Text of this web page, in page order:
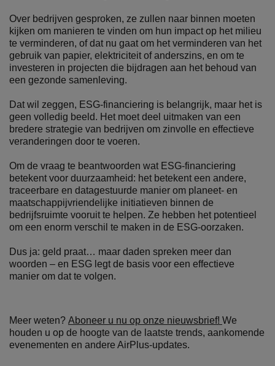
Over bedrijven gesproken, ze zullen naar binnen moeten
kijken om manieren te vinden om hun impact op het milieu
te verminderen, of dat nu gaat om het verminderen van het
gebruik van papier, elektriciteit of anderszins, en om te
investeren in projecten die bijdragen aan het behoud van
een gezonde samenleving.
Dat wil zeggen, ESG-financiering is belangrijk, maar het is
geen volledig beeld. Het moet deel uitmaken van een
bredere strategie van bedrijven om zinvolle en effectieve
veranderingen door te voeren.
Om de vraag te beantwoorden wat ESG-financiering
betekent voor duurzaamheid: het betekent een andere,
traceerbare en datagestuurde manier om planeet- en
maatschappijvriendelijke initiatieven binnen de
bedrijfsruimte vooruit te helpen. Ze hebben het potentieel
om een enorm verschil te maken in de ESG-oorzaken.
Dus ja: geld praat… maar daden spreken meer dan
woorden – en ESG legt de basis voor een effectieve
manier om dat te volgen.
Meer weten? Aboneer u nu op onze nieuwsbrief! We
houden u op de hoogte van de laatste trends, aankomende
evenementen en andere AirPlus-updates.